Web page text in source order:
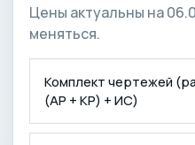
Цены актуальны на
меняться.
КОМПЛЕКТАЦИЯ
ЦЕНА (₽)
Комплект чертежей
(АР + КР) + ИС)